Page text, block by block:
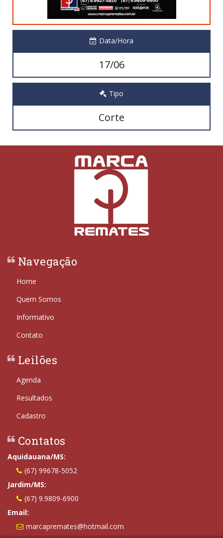
Data/Hora
17/06
Tipo
Corte
Navegação
Home
Quem Somos
Informativo
Contato
Leilões
Agenda
Resultados
Cadastro
Contatos
Aquidauana/MS:
(67) 99678-5052
Jardim/MS:
(67) 9.9809-6900
Email:
marcapremates@hotmail.com